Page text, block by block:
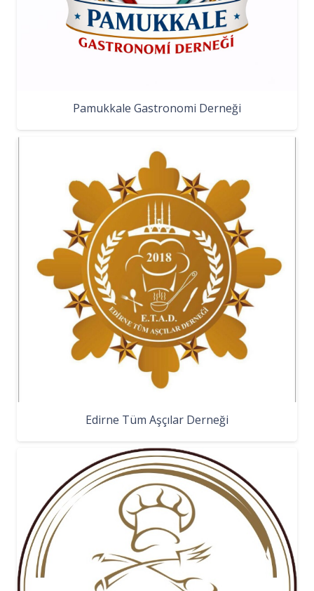
Pamukkale Gastronomi Derneği
Edirne Tüm Aşçılar Derneği